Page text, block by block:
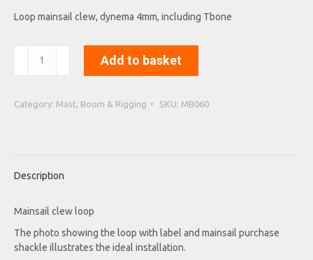
Loop mainsail clew, dynema 4mm, including Tbone
mainsail
4mm,
Add to basket
Category: Mast, Boom & Rigging SKU: MB060
Description
Mainsail clew loop
The photo showing the loop with label and mainsail purchase
shackle illustrates the ideal installation.